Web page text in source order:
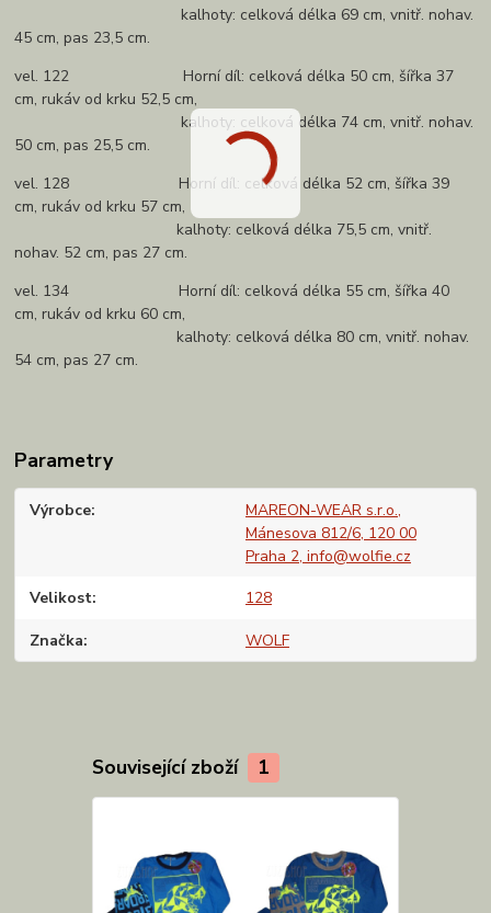
kalhoty: celková délka 69 cm, vnitř. nohav.
45 cm, pas 23,5 cm.
vel. 122 Horní díl: celková délka 50 cm, šířka 37
cm, rukáv od krku 52,5 cm,
kalhoty: celková délka 74 cm, vnitř. nohav.
50 cm, pas 25,5 cm.
vel. 128 Horní díl: celková délka 52 cm, šířka 39
cm, rukáv od krku 57 cm,
kalhoty: celková délka 75,5 cm, vnitř.
nohav. 52 cm, pas 27 cm.
vel. 134 Horní díl: celková délka 55 cm, šířka 40
cm, rukáv od krku 60 cm,
kalhoty: celková délka 80 cm, vnitř. nohav.
54 cm, pas 27 cm.
Parametry
Výrobce
MAREON-WEAR s.r.o.,
Mánesova 812/6, 120 00
Praha 2, info@wolfie.cz
Velikost 128
Značka WOLF
Související zboží 1